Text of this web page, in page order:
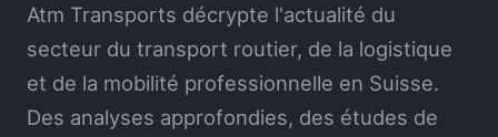
Atm Transports décrypte l'actualité du
secteur du transport routier, de la logistique
et de la mobilité professionnelle en Suisse.
Des analyses approfondies, des études de